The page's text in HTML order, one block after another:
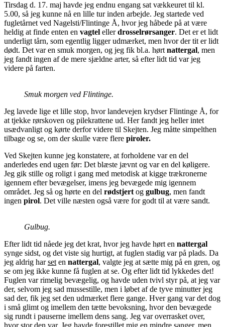
Tirsdag d. 17. maj havde jeg endnu engang sat vækkeuret til kl.
5.00, så jeg kunne nå en lille tur inden arbejde. Jeg startede ved
fugletårnet ved Nagelsti/Flintinge Å, hvor jeg håbede på at være
heldig at finde enten en vagtel ellerdrosselrørsanger. Det er et lidt
underligt tårn, som egentlig ligger udmærket, men hvor der tit er lidt
dødt. Det var en smuk morgen, og jeg fik bl.a. hørt nattergal, men
jeg fandt ingen af de mere sjældne arter, så efter lidt tid var jeg
videre på farten.
Smuk morgen ved Flintinge.
Jeg lavede lige et lille stop, hvor landevejen krydser Flintinge Å, for
at tjekke rørskoven og pilekrattene ud. Her fandt jeg heller intet
usædvanligt og kørte derfor videre til Skejten. Jeg måtte simpelthen
tilbage og se, om der skulle være flere piroler.
Ved Skejten kunne jeg konstatere, at forholdene var en del
anderledes end ugen før: Det blæste jævnt og var en del køligere.
Jeg gik stille og roligt i gang med metodisk at kigge trækronerne
igennem efter bevægelser, imens jeg bevægede mig igennem
området. Jeg så og hørte en del rødstjert og gulbug, men fandt
ingen pirol. Det ville næsten også være for godt til at være sandt.
Gulbug.
Efter lidt tid nåede jeg det krat, hvor jeg havde hørt en nattergal
synge sidst, og det viste sig hurtigt, at fuglen stadig var på plads. Da
jeg aldrig harset en nattergal, valgte jeg at sætte mig på en gren, og
se om jeg ikke kunne få fuglen at se. Og efter lidt tid lykkedes det!
Fuglen var rimelig bevægelig, og havde uden tvivl styr på, at jeg var
der, selvom jeg sad mussestille, men i løbet af de tyve minutter jeg
sad der, fik jeg set den udmærket flere gange. Hver gang var det dog
i små glimt og imellem den tætte bevoksning, hvor den bevægede
sig rundt i pauserne imellem dens sang. Jeg var overrasket over,